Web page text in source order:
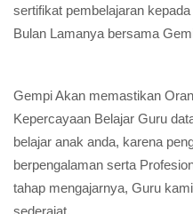
sertifikat pembelajaran
Bulan Lamanya bersama
Gempi Akan memastikan
Kepercayaan Belajar Guru
belajar anak anda, karena
berpengalaman serta
tahap mengajarnya, Guru
sederajat.